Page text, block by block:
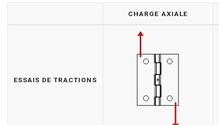
CHARGE AXIALE
ESSAIS DE TRACTIONS